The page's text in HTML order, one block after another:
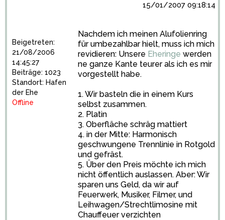
Beigetreten:
21/08/2006
14:45:27
Beiträge: 1023
Standort: Hafen
der Ehe
Offline
15/01/2007 09:18:14
Nachdem ich meinen Alufolienring
für umbezahlbar hielt, muss ich mich
revidieren: Unsere Eheringe werden
ne ganze Kante teurer als ich es mir
vorgestellt habe.
1. Wir basteln die in einem Kurs
selbst zusammen.
2. Platin
3. Oberfläche schräg mattiert
4. in der Mitte: Harmonisch
geschwungene Trennlinie in Rotgold
und gefräst.
5. Über den Preis möchte ich mich
nicht öffentlich auslassen. Aber: Wir
sparen uns Geld, da wir auf
Feuerwerk, Musiker, Filmer, und
Leihwagen/Strechtlimosine mit
Chauffeuer verzichten